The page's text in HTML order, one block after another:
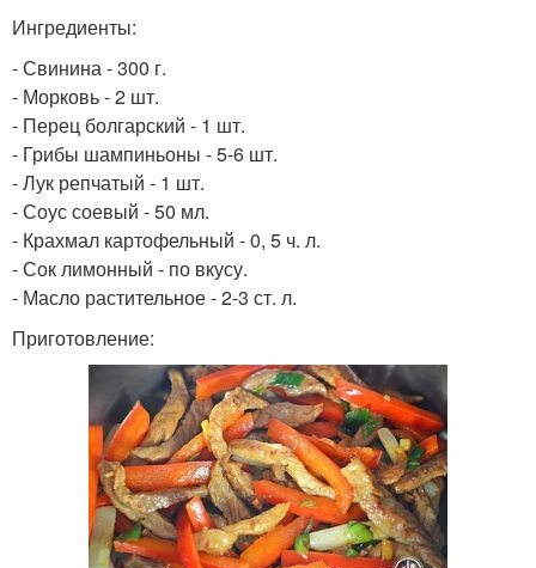
Ингредиенты:
- Свинина - 300 г.
- Морковь - 2 шт.
- Перец болгарский - 1 шт.
- Грибы шампиньоны - 5-6 шт.
- Лук репчатый - 1 шт.
- Соус соевый - 50 мл.
- Крахмал картофельный - 0, 5 ч. л.
- Сок лимонный - по вкусу.
- Масло растительное - 2-3 ст. л.
Приготовление: